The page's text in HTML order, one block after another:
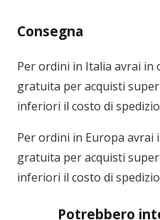
Consegna
Per ordini in Italia avrai in
gratuita per acquisti
inferiori il costo di
Per ordini in Europa avrai
gratuita per acquisti
inferiori il costo di
Potrebbero